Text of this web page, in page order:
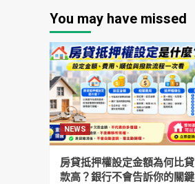
You may have missed
NEWS
房貸抵押權設定金額為何比貸
款高？銀行不會告訴你的關鍵